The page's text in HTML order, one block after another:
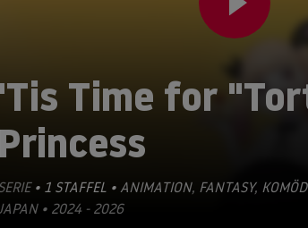
'Tis Time for
Princess
• 1 STAFFEL • ANIMATION, FANTASY,
• 2024 - 2026